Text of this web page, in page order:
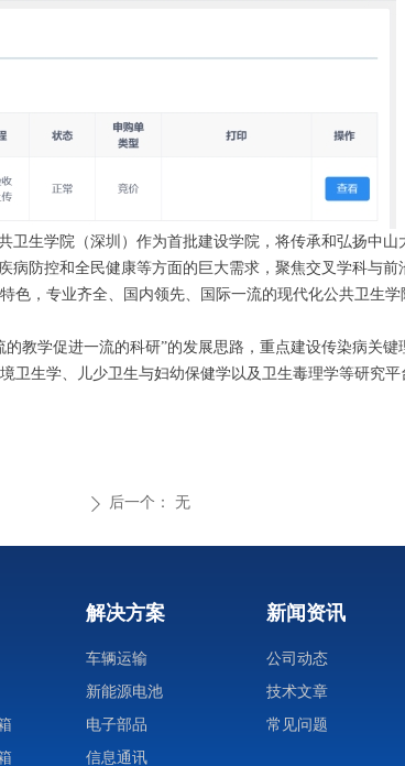
生学院（深圳）作为首批建设学院，将传承和弘扬中山
防控和全民健康等方面的巨大需求，聚焦交叉学科与
，专业齐全、国内领先、国际一流的现代化公共卫生学
教学促进一流的科研”的发展思路，重点建设传染病关
生学、儿少卫生与妇幼保健学以及卫生毒理学等研究
ꄲ 后一个： 无
解决方案
车辆运输
新能源电池
电子部品
信息通讯
新闻资讯
公司动态
技术文章
常见问题